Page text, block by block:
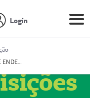
Login
MUDANÇA DE ENDEREÇO - DIAGITAB SERVIÇOS MÉDICOS LTDA (54003267-5)